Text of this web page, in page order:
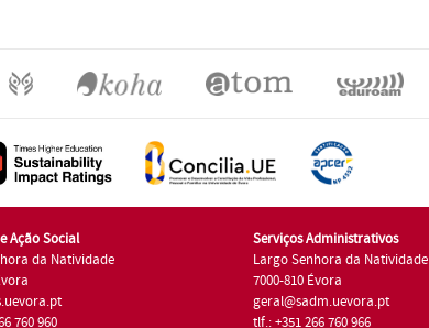
Ação Social
da Natividade
760 960
Serviços Administrativos
Largo Senhora da Natividade
7000-810 Évora
geral@sadm.uevora.pt
tlf.: +351 266 760 966